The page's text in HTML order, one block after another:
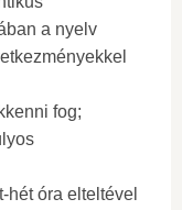
a nyelv
fog;
hét óra elteltével